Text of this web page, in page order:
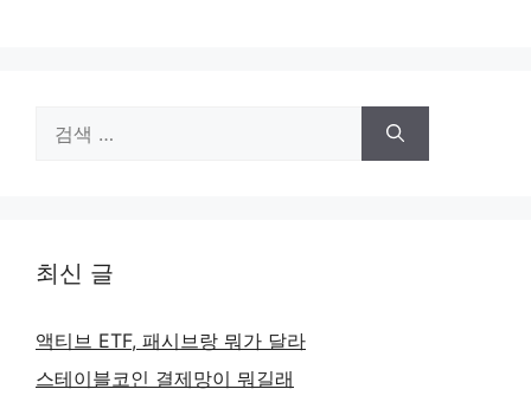
최신 글
액티브 ETF, 패시브랑 뭐가 달라
스테이블코인 결제망이 뭐길래